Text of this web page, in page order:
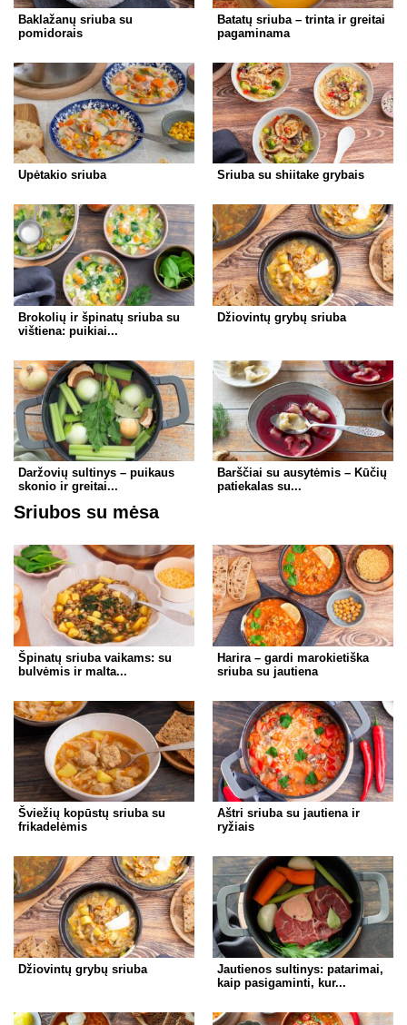
Baklažanų sriuba su
pomidorais
Batatų sriuba – trinta ir greitai
pagaminama
Upėtakio sriuba Sriuba su shiitake grybais
Brokolių ir špinatų sriuba su
vištiena: puikiai...
Džiovintų grybų sriuba
Daržovių sultinys – puikaus
skonio ir greitai...
Barščiai su ausytėmis – Kūčių
patiekalas su...
Sriubos su mėsa
Špinatų sriuba vaikams: su
bulvėmis ir malta...
Harira – gardi marokietiška
sriuba su jautiena
Šviežių kopūstų sriuba su
frikadelėmis
Aštri sriuba su jautiena ir
ryžiais
Džiovintų grybų sriuba
Jautienos sultinys: patarimai,
kaip pasigaminti, kur...